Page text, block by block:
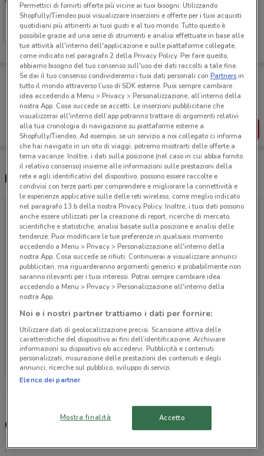
Colvin
Scade il 19/05
Porta DoveConviene sempre con te!
Puoi trovare le migliori offerte dei negozi vicino a te,
salvarle e creare la tua lista del risparmio, comodamente
dal tuo cellulare.
SCARICA L’APP
Negozi Colvin a Torino
Non ci sono negozi nelle vicinanze
Colvin, offerte e negozi
.
Permettici di fornirti offerte più vicine ai tuoi bisogni: Utilizzando
Shopfully/Tiendeo puoi visualizzare inserzioni e offerte per i tuoi acquisti
quotidiani più attinenti ai tuoi gusti e al tuo mondo. Tutto questo è
possibile grazie ad una serie di strumenti e analisi effettuate in base alle
tue attività all'interno dell'applicazione e sulle piattaforme collegate,
come indicato nel paragrafo 2 della Privacy Policy. Per fare questo,
abbiamo bisogno del tuo consenso sull'uso dei dati raccolti a tale fine.
Se dai il tuo consenso condivideremo i tuoi dati personali conPartnersin
tutto il mondo attraverso l’uso di SDK esterne. Puoi sempre cambiare
idea accedendo a Menu > Privacy > Personalizzazione, all’interno della
nostra App. Cosa succede se accetti: Le inserzioni pubblicitarie che
visualizzerai all'interno dell’app potranno trattare di argomenti relativi
alla tua cronologia di navigazione su piattaforme esterne a
Shopfully/Tiendeo. Ad esempio, se un servizio a noi collegato ci informa
che hai navigato in un sito di viaggi, potremo mostrarti delle offerte a
tema vacanze. Inoltre, i dati sulla posizione (nel caso in cui abbia fornito
il relativo consenso) insieme alle informazioni sulle prestazioni della
rete e agli identificativi del dispositivo, possono essere raccolte e
condivisi con terze parti per comprendere e migliorare la connettività e
le esperienze applicative sulle delle reti wireless, come meglio indicato
nel paragrafo 13.b della nostra Privacy Policy. Inoltre, i tuoi dati possono
anche essere utilizzati per la creazione di report, ricerche di mercato,
scientifiche e statistiche, analisi basate sulla posizione e analisi delle
tendenze. Puoi modificare le tue preferenze in qualsiasi momento
accedendo a Menu > Privacy > Personalizzazione all'interno della
nostra App. Cosa succede se rifiuti: Continuerai a visualizzare annunci
pubblicitari, ma riguarderanno argomenti generici e probabilmente non
saranno rilevanti per i tuoi interessi. Potrai sempre cambiare idea
accedendo a Menu > Privacy > Personalizzazione all'interno della
nostra App.
Noi e i nostri partner trattiamo i dati per fornire:
Utilizzare dati di geolocalizzazione precisi. Scansione attiva delle
caratteristiche del dispositivo ai fini dell’identificazione. Archiviare
informazioni su dispositivo e/o accedervi. Pubblicità e contenuti
personalizzati, misurazione delle prestazioni dei contenuti e degli
annunci, ricerche sul pubblico, sviluppo di servizi.
Elenco dei partner
Mostra finalità Accetto